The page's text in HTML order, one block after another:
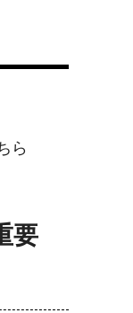
ら
要